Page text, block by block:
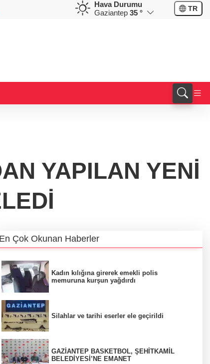
%-0,02
58,9564
%-0,16
Hava Durumu
Gaziantep 35 ° TR
YAPILAN YENİ
En Çok Okunan Haberler
Kadın kılığına girerek emekli polis
memuruna kurşun yağdırdı
Silahlar ve tarihi eserler ele geçirildi
GAZİANTEP BASKETBOL, ŞEHİTKAMİL
BELEDİYESİ’NE EMANET